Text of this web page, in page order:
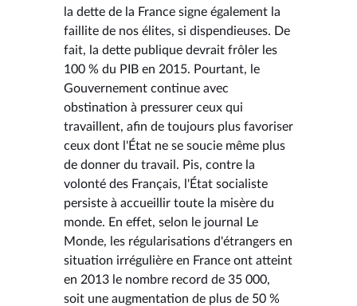
la dette de la France signe également la
faillite de nos élites, si dispendieuses. De
fait, la dette publique devrait frôler les
100 % du PIB en 2015. Pourtant, le
Gouvernement continue avec
obstination à pressurer ceux qui
travaillent, afin de toujours plus favoriser
ceux dont l'État ne se soucie même plus
de donner du travail. Pis, contre la
volonté des Français, l'État socialiste
persiste à accueillir toute la misère du
monde. En effet, selon le journal Le
Monde, les régularisations d'étrangers en
situation irrégulière en France ont atteint
en 2013 le nombre record de 35 000,
soit une augmentation de plus de 50 %